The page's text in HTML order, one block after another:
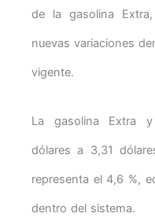
de la gasolina
nuevas variaciones
vigente.
La gasolina Extra
dólares a 3,31
representa el 4,6 %,
dentro del sistema.